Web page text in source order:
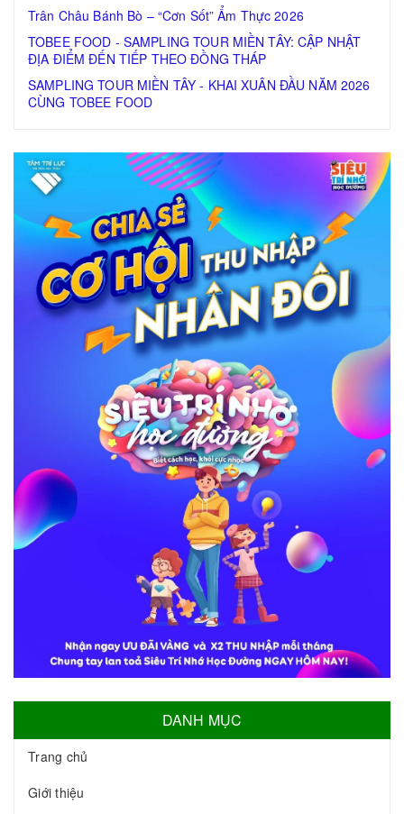
Trân Châu Bánh Bò – “Cơn Sốt” Ẩm Thực 2026
TOBEE FOOD - SAMPLING TOUR MIỀN TÂY: CẬP NHẬT
ĐỊA ĐIỂM ĐẾN TIẾP THEO ĐỒNG THÁP
SAMPLING TOUR MIỀN TÂY - KHAI XUÂN ĐẦU NĂM 2026
CÙNG TOBEE FOOD
DANH MỤC
Trang chủ
Giới thiệu